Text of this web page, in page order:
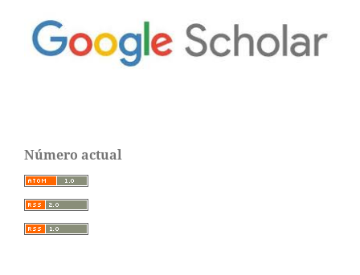
Número actual